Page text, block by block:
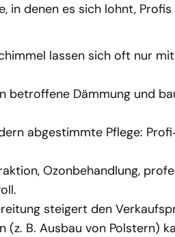
denen es sich lohnt,
lassen sich oft nur
betroffene Dämmung und
abgestimmte Pflege:
Ozonbehandlung,
steigert den
(z. B. Ausbau von Polstern)